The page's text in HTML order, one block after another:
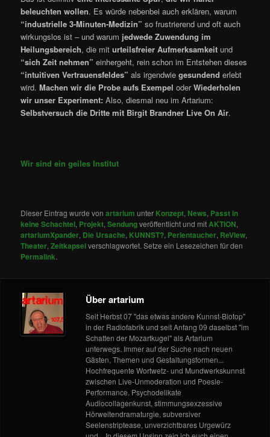
beleuchten wollen. Es würde nebenbei auch erklären, warum
“industrielle 3-Minuten-Medizin” so frustrierend und oft auch
wirkungslos ist – und warum jedwede Zuwendung im
Heilungsbereich, die miturteilsfreier Aufmerksamkeit und
“sich Zeit nehmen” einhergeht, rein schon im Entstehen dieses
“intuitiven Vertrauensfeldes” als irgendwiegesundend erlebt
wird.Machen wir die Probe aufs Exempel oderWiederholen
wir unser Experiment: Also, diesmal neu im Artarium:
Selbstversuch die Dritte mit Birgit Brandner Live On Air.
Wir sind ein geiles Institut
Dieser Eintrag wurde vonartarium unter Konzept, News, Passt in
keine Schachtel, Projekt,Sendungveröffentlicht und mitAKTION,
artariumXpander, Die Ursache, KUNNST?, Perlentaucher, ReView,
Theater,Zeitkapselverschlagwortet. Setze ein Lesezeichen für den
Permalink.
Über artarium
Seit Herbst 07 "das etwas andere Kunnst-Biotop"
in der Radiofabrik und seit Anfang 09 daselbst "im
Schatten der Mozartkugel" als Artarium
unterwegs. Immer auf der Suche nach neuen
Gästen, Themen und Gestaltungsformen...
Hochfrequente Wortwetz- und Mundwerkskunnst
zwischen Live-Unmoderation und Poesie-
Performance. Psychodelikate
Audiocollagenkunst, stimmungsexzessive
Hörweltendramaturgie, subversiver
Seelenstriptease, unverzichtbares Urgewürz